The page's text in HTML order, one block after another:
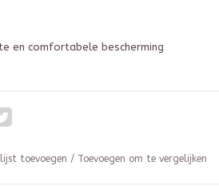
en comfortabele bescherming
toevoegen / Toevoegen om te vergelijken